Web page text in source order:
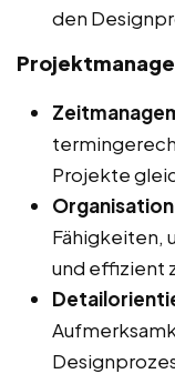
den
Projekte
Fähigkeiten,
und effizient